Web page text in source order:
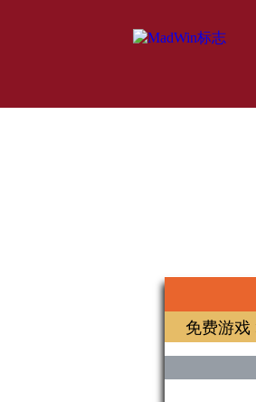
免费游戏